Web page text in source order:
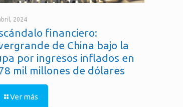
2024
financiero:
de China bajo la
por ingresos inflados en
mil millones de dólares
Ver más